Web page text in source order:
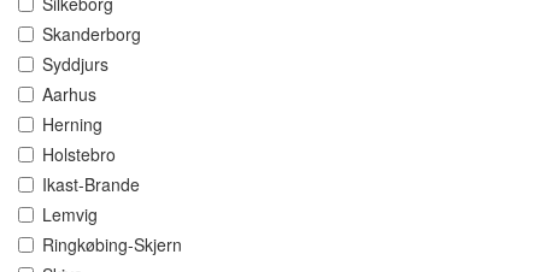
Skanderborg
Syddjurs
Aarhus
Herning
Holstebro
Ikast-Brande
Lemvig
Ringkøbing-Skjern